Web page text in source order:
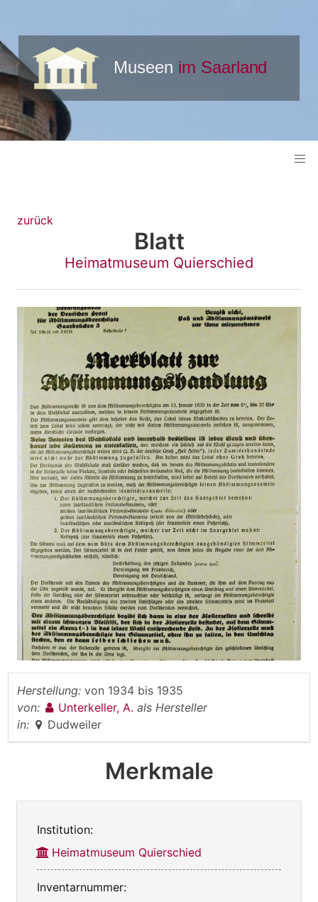
zurück
Blatt
Heimatmuseum Quierschied
Herstellung: von 1934 bis 1935
von:
Unterkeller, A. als Hersteller
in:
Dudweiler
Merkmale
Institution:
Heimatmuseum Quierschied
Inventarnummer: